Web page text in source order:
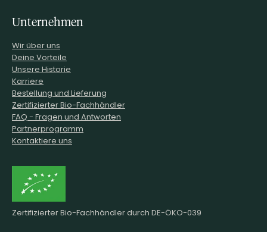
Unternehmen
Wir über uns
Deine Vorteile
Unsere Historie
Karriere
Bestellung und Lieferung
Zertifizierter Bio-Fachhändler
FAQ - Fragen und Antworten
Partnerprogramm
Kontaktiere uns
Zertifizierter Bio-Fachhändler durch DE-ÖKO-039